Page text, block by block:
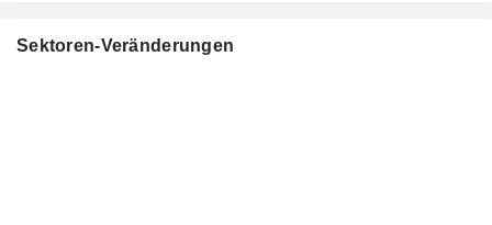
Sektoren-Veränderungen